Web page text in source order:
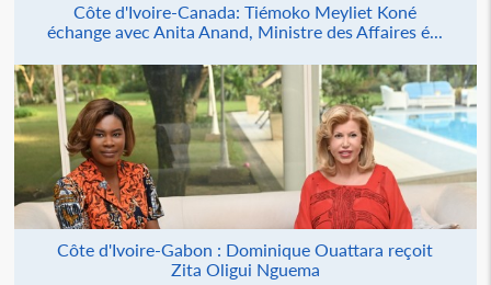
Côte d'Ivoire-Canada: Tiémoko Meyliet Koné
échange avec Anita Anand, Ministre des Affaires é...
Côte d'Ivoire-Gabon : Dominique Ouattara reçoit
Zita Oligui Nguema